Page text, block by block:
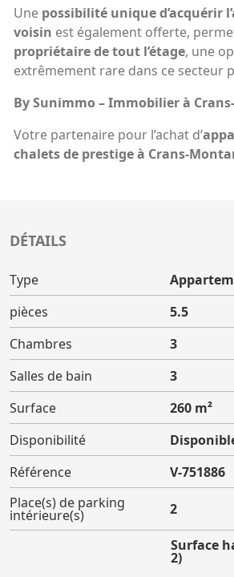
Une possibilité unique d’acquérir
voisin est également offerte,
propriétaire de tout l’étage, une
extrêmement rare dans ce secteur
By Sunimmo – Immobilier à
Votre partenaire pour l’achat d’
chalets de prestige à Crans-
DÉTAILS
Type
pièces
5.5
Chambres
3
Salles de bain
3
Surface
260 m²
Disponibilité
Référence
V-751886
Place(s) de parking
intérieure(s) 2
Surface
(m2)